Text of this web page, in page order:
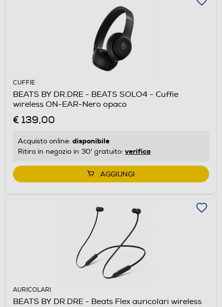
CUFFIE
BEATS BY DR.DRE - BEATS SOLO4 - Cuffie
wireless ON-EAR-Nero opaco
€ 139,00
Acquisto online: disponibile
Ritiro in negozio in 30' gratuito: verifica
AGGIUNGI
AURICOLARI
BEATS BY DR.DRE - Beats Flex auricolari wireless